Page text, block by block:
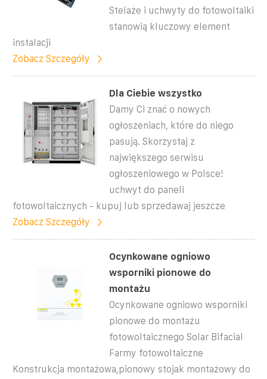
Stelaże i uchwyty do fotowoltaiki
stanowią kluczowy element
instalacji
Zobacz Szczegóły
Dla Ciebie wszystko
Damy Ci znać o nowych
ogłoszeniach, które do niego
pasują. Skorzystaj z
największego serwisu
ogłoszeniowego w Polsce!
uchwyt do paneli
fotowoltaicznych - kupuj lub sprzedawaj jeszcze
Zobacz Szczegóły
Ocynkowane ogniowo
wsporniki pionowe do
montażu
Ocynkowane ogniowo wsporniki
pionowe do montażu
fotowoltaicznego Solar Bifacial
Farmy fotowoltaiczne
Konstrukcja montażowa,pionowy stojak montażowy do